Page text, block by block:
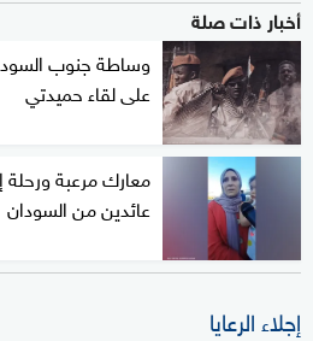
أخبار ذات صلة
وساطة جنوب
على لقاء حميدتي
معارك مرعبة
عائدين من السودان
إجلاء الرعايا